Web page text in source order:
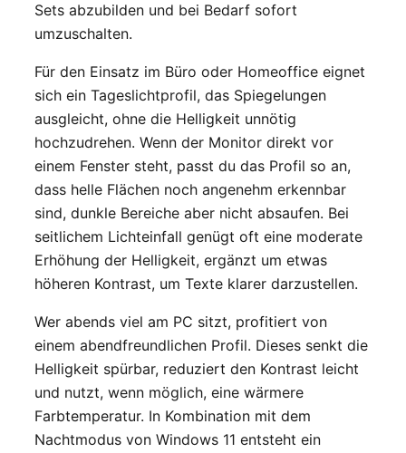
Sets abzubilden und bei Bedarf sofort
umzuschalten.
Für den Einsatz im Büro oder Homeoffice eignet
sich ein Tageslichtprofil, das Spiegelungen
ausgleicht, ohne die Helligkeit unnötig
hochzudrehen. Wenn der Monitor direkt vor
einem Fenster steht, passt du das Profil so an,
dass helle Flächen noch angenehm erkennbar
sind, dunkle Bereiche aber nicht absaufen. Bei
seitlichem Lichteinfall genügt oft eine moderate
Erhöhung der Helligkeit, ergänzt um etwas
höheren Kontrast, um Texte klarer darzustellen.
Wer abends viel am PC sitzt, profitiert von
einem abendfreundlichen Profil. Dieses senkt die
Helligkeit spürbar, reduziert den Kontrast leicht
und nutzt, wenn möglich, eine wärmere
Farbtemperatur. In Kombination mit dem
Nachtmodus von Windows 11 entsteht ein